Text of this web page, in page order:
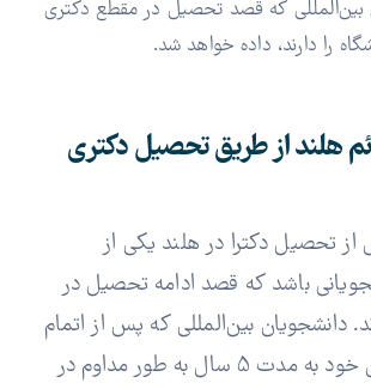
بین‌المللی که قصد تحصیل در مقطع دکتری
را دارند، داده خواهد شد.
هلند از طریق تحصیل دکتری
تحصیل دکترا در هلند یکی از
باشد که قصد ادامه تحصیل در
دانشجویان بین‌المللی که پس از اتمام
تحصیلات دکتری خود به مدت 5 سال به طور مداوم در